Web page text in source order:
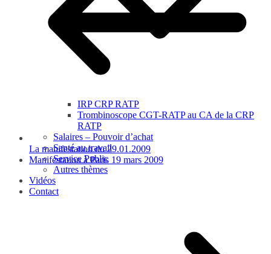
IRP CRP RATP
Trombinoscope CGT-RATP au CA de la CRP
RATP
Salaires – Pouvoir d’achat
Santé au travail
Service Public
Autres thèmes
Vidéos
Contact
La manifestation du 29.01.2009
Manifestation à Paris 19 mars 2009